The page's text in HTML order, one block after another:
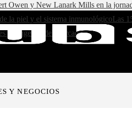
Owen y New Lanark Mills en la
la piel y el sistema inmunológicoLas
y longevos del mercado
Y NEGOCIOS